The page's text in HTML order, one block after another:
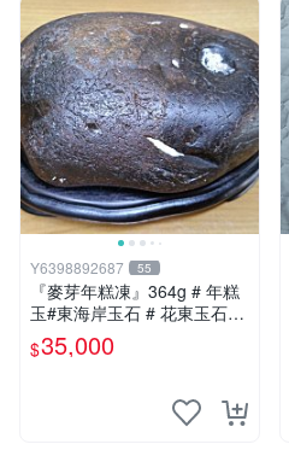
Y6398892687 55
『麥芽年糕凍』364g # 年糕
玉#東海岸玉石 # 花東玉石#
總統石#台灣藍寶
$35,000